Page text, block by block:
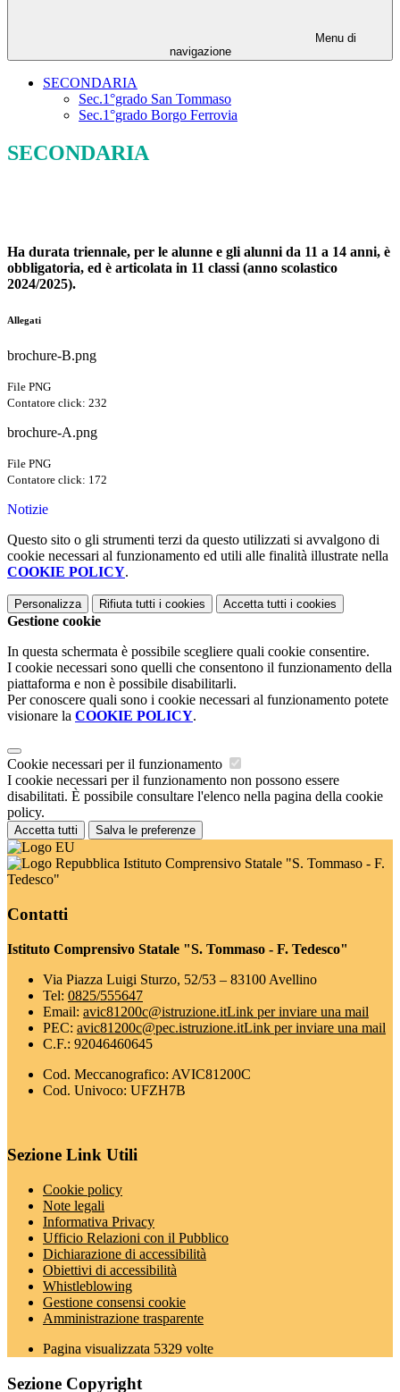
Menu di
navigazione
SECONDARIA
Sec.1°grado San Tommaso
Sec.1°grado Borgo Ferrovia
SECONDARIA
Ha durata triennale, per le alunne e gli alunni da 11 a 14 anni, è
obbligatoria, ed è articolata in 11 classi (anno scolastico
2024/2025).
Allegati
brochure-B.png
File PNG
Contatore click: 232
brochure-A.png
File PNG
Contatore click: 172
Notizie
Questo sito o gli strumenti terzi da questo utilizzati si avvalgono di
cookie necessari al funzionamento ed utili alle finalità illustrate nella
COOKIE POLICY.
Personalizza Rifiuta tutti i cookies Accetta tutti i cookies
Gestione cookie
In questa schermata è possibile scegliere quali cookie consentire.
I cookie necessari sono quelli che consentono il funzionamento della
piattaforma e non è possibile disabilitarli.
Per conoscere quali sono i cookie necessari al funzionamento potete
visionare la COOKIE POLICY.
Cookie necessari per il funzionamento
I cookie necessari per il funzionamento non possono essere
disabilitati. È possibile consultare l'elenco nella pagina della cookie
policy.
Accetta tutti Salva le preferenze
Istituto Comprensivo Statale "S. Tommaso - F.
Tedesco"
Contatti
Istituto Comprensivo Statale "S. Tommaso - F. Tedesco"
Via Piazza Luigi Sturzo, 52/53 – 83100 Avellino
Tel: 0825/555647
Email: avic81200c@istruzione.itLink per inviare una mail
PEC: avic81200c@pec.istruzione.itLink per inviare una mail
C.F.: 92046460645
Cod. Meccanografico: AVIC81200C
Cod. Univoco: UFZH7B
Sezione Link Utili
Cookie policy
Note legali
Informativa Privacy
Ufficio Relazioni con il Pubblico
Dichiarazione di accessibilità
Obiettivi di accessibilità
Whistleblowing
Gestione consensi cookie
Amministrazione trasparente
Pagina visualizzata 5329 volte
Sezione Copyright